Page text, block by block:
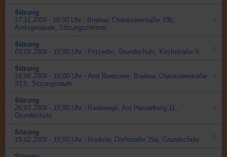
Sitzung
17.11.2009 - 18:00 Uhr - Brielow, Chausseestraße 33b,
Amtsgebäude, Sitzungszimmer
Sitzung
03.09.2009 - 15:00 Uhr - Pritzerbe, Grundschule, Kirchstraße 8
Sitzung
16.06.2009 - 15:00 Uhr - Amt Beetzsee, Brielow, Chausseestraße
33 b, Sitzungsraum
Sitzung
26.03.2009 - 15:00 Uhr - Radewege, Am Hasselberg 11,
Grundschule
Sitzung
19.02.2009 - 15:00 Uhr - Roskow, Dorfstraße 29a, Grundschule